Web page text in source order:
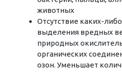
животных
Отсутствие каких-
выделения вредных
природных
органических
озон. Уменьшает